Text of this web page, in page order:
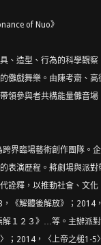
of Nuo》
、造型、行為的科學觀察
儺戲舞樂。由陳考齋、
領參與者共構能量儺音場
跨界臨場藝術創作團隊 。
表演歷程。將劇場與派對
代詮釋，以推動社會、文
，《解體後解放》；2014
解１２３》…等。主辦派
；2014，〈上帝之槌1-5